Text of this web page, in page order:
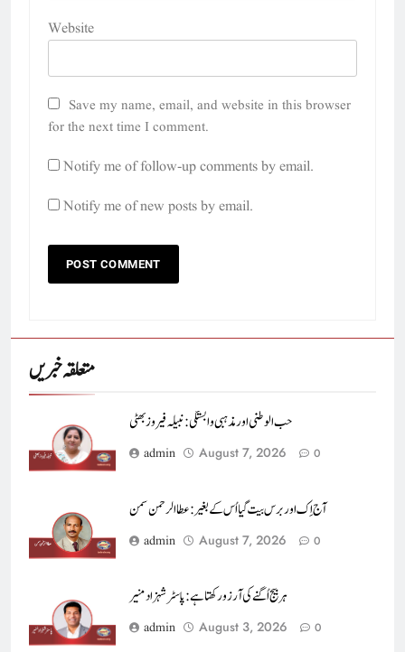
Website
Save my name, email, and website in this browser
for the next time I comment.
Notify me of follow-up comments by email.
Notify me of new posts by email.
متعلقہ خبریں
حب الوطنی اور مذہبی وابستگی : نبیلہ فیروز بھٹی
admin August 7, 2026 0
آج اِک اور برس بیت گیا اُس کے بغیر : عطاالرحمن سمن
admin August 7, 2026 0
ہر بیج اُگنے کی آرزو رکھتا ہے : پاسٹر شہزاد منیر
admin August 3, 2026 0